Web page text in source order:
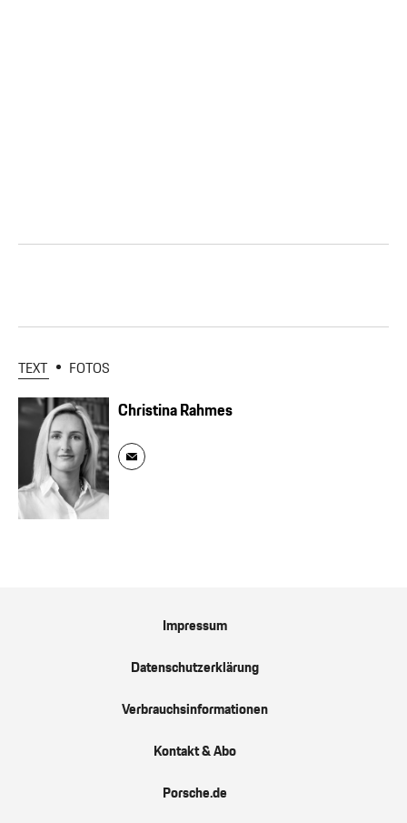
TEXT FOTOS
Christina Rahmes
Impressum
Datenschutzerklärung
Verbrauchsinformationen
Kontakt & Abo
Porsche.de